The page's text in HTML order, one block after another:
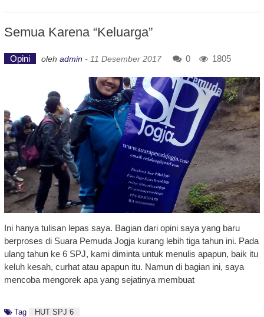
Semua Karena “Keluarga”
Opini oleh admin - 11 Desember 2017 0 1805
Ini hanya tulisan lepas saya. Bagian dari opini saya yang baru
berproses di Suara Pemuda Jogja kurang lebih tiga tahun ini. Pada
ulang tahun ke 6 SPJ, kami diminta untuk menulis apapun, baik itu
keluh kesah, curhat atau apapun itu. Namun di bagian ini, saya
mencoba mengorek apa yang sejatinya membuat
Tag HUT SPJ 6